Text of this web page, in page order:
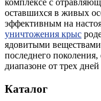
комплексе с
оставшихся в живых
эффективным на
уничтожения крыс
ядовитыми
последнего
диапазоне от трех
Каталог